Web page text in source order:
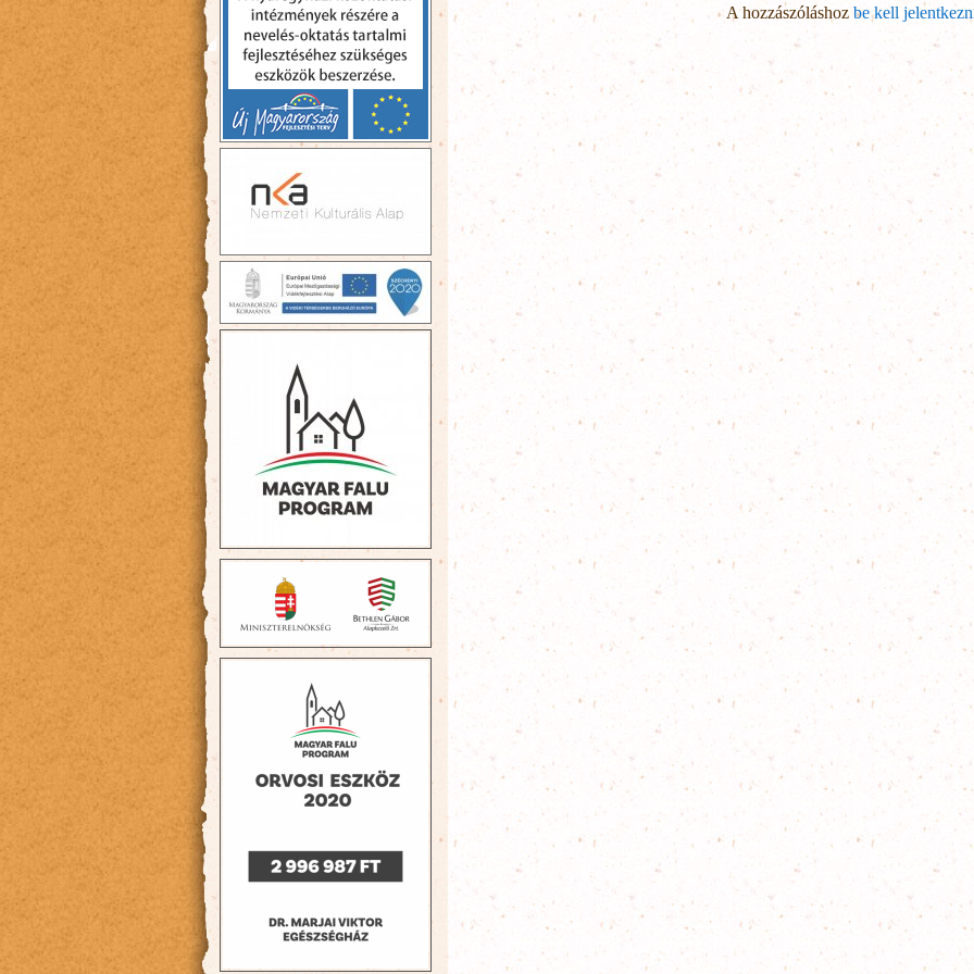
A hozzászóláshoz be kell